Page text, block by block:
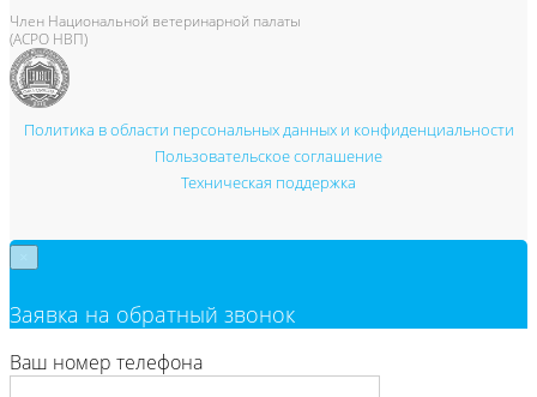
Член Национальной ветеринарной палаты
(АСРО НВП)
Политика в области персональных данных и конфиденциальности
Пользовательское соглашение
Техническая поддержка
Заявка на обратный звонок
Ваш номер телефона